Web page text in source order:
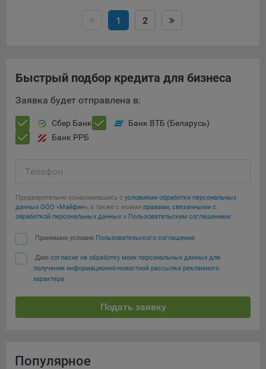
1 2
Быстрый подбор кредита для бизнеса
Заявка будет отправлена в:
Сбер Банк
Банк ВТБ (Беларусь)
Банк РРБ
Телефон
Предварительно ознакомившись с условиями обработки персональных
данных ООО «Майфин», а также с моими правами, связанными с
обработкой персональных данных и Пользовательским соглашением:
Принимаю условия Пользовательского соглашения
Даю согласие на обработку моих персональных данных для
получения информационно-новостной рассылки рекламного
характера
Подать заявку
Популярное